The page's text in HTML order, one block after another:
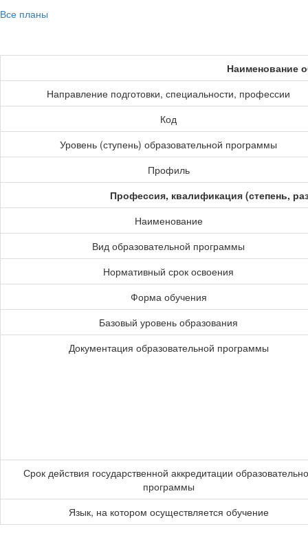
Все планы
Наименование
Направление подготовки, специальности, профессии
Код
Уровень (ступень) образовательной программы
Профиль
Профессия, квалификация (степень,
Наименование
Вид образовательной программы
Нормативный срок освоения
Форма обучения
Базовый уровень образования
Документация образовательной программы
Срок действия государственной аккредитации
программы
Язык, на котором осуществляется обучение